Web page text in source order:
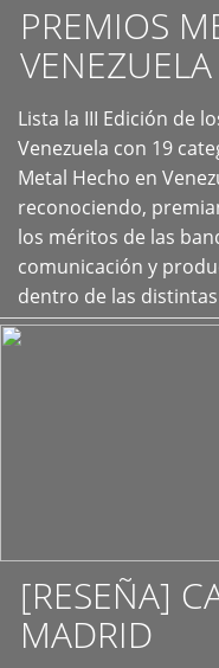
PREMIOS
VENEZUELA
Lista la III Edición de
Venezuela con 19
Metal Hecho en
reconociendo,
los méritos de las
comunicación y
dentro de las
[RESEÑA]
MADRID